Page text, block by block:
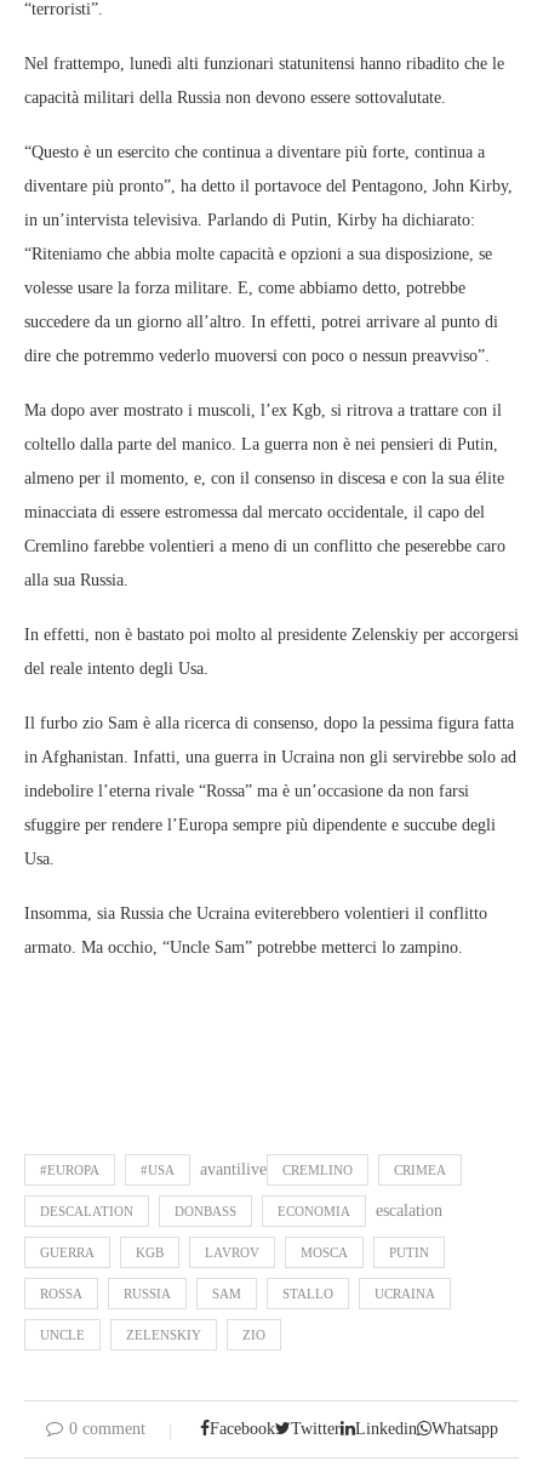
“terroristi”.
Nel frattempo, lunedì alti funzionari statunitensi hanno ribadito che le
capacità militari della Russia non devono essere sottovalutate.
“Questo è un esercito che continua a diventare più forte, continua a
diventare più pronto”, ha detto il portavoce del Pentagono, John Kirby,
in un’intervista televisiva. Parlando di Putin, Kirby ha dichiarato:
“Riteniamo che abbia molte capacità e opzioni a sua disposizione, se
volesse usare la forza militare. E, come abbiamo detto, potrebbe
succedere da un giorno all’altro. In effetti, potrei arrivare al punto di
dire che potremmo vederlo muoversi con poco o nessun preavviso”.
Ma dopo aver mostrato i muscoli, l’ex Kgb, si ritrova a trattare con il
coltello dalla parte del manico. La guerra non è nei pensieri di Putin,
almeno per il momento, e, con il consenso in discesa e con la sua élite
minacciata di essere estromessa dal mercato occidentale, il capo del
Cremlino farebbe volentieri a meno di un conflitto che peserebbe caro
alla sua Russia.
In effetti, non è bastato poi molto al presidente Zelenskiy per accorgersi
del reale intento degli Usa.
Il furbo zio Sam è alla ricerca di consenso, dopo la pessima figura fatta
in Afghanistan. Infatti, una guerra in Ucraina non gli servirebbe solo ad
indebolire l’eterna rivale “Rossa” ma è un’occasione da non farsi
sfuggire per rendere l’Europa sempre più dipendente e succube degli
Usa.
Insomma, sia Russia che Ucraina eviterebbero volentieri il conflitto
armato. Ma occhio, “Uncle Sam” potrebbe metterci lo zampino.
#EUROPA #USA avantilive CREMLINO CRIMEA
DESCALATION DONBASS ECONOMIA escalation
GUERRA KGB LAVROV MOSCA PUTIN
ROSSA RUSSIA SAM STALLO UCRAINA
UNCLE ZELENSKIY ZIO
0 comment Facebook Twitter Linkedin Whatsapp